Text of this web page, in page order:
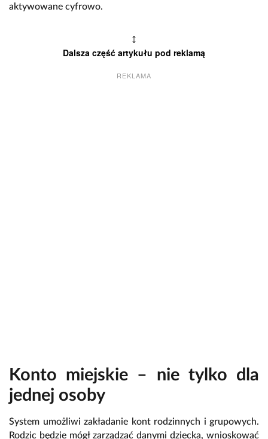
aktywowane cyfrowo.
↕
Dalsza część artykułu pod reklamą
REKLAMA
Konto miejskie – nie tylko dla
jednej osoby
System umożliwi zakładanie kont rodzinnych i grupowych.
Rodzic będzie mógł zarządzać danymi dziecka, wnioskować